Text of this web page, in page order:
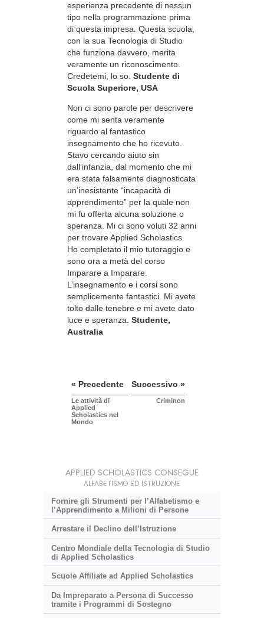
esperienza precedente di nessun
tipo nella programmazione prima
di questa impresa. Questa scuola,
con la sua Tecnologia di Studio
che funziona davvero, merita
veramente un riconoscimento.
Credetemi, lo so. Studente di
Scuola Superiore, USA
Non ci sono parole per descrivere
come mi senta veramente
riguardo al fantastico
insegnamento che ho ricevuto.
Stavo cercando aiuto sin
dall’infanzia, dal momento che mi
era stata falsamente diagnosticata
un’inesistente “incapacità di
apprendimento” per la quale non
mi fu offerta alcuna soluzione o
speranza. Mi ci sono voluti 32 anni
per trovare Applied Scholastics.
Ho completato il mio tutoraggio e
sono ora a metà del corso
Imparare a Imparare.
L’insegnamento e i corsi sono
semplicemente fantastici. Mi avete
tolto dalle tenebre e mi avete dato
luce e speranza. Studente,
Australia
« Precedente
Le attività di
Applied
Scholastics nel
Mondo
Successivo »
Criminon
APPLIED SCHOLASTICS CONSEGUE
ALFABETISMO ED ISTRUZIONE
Fornire gli Strumenti per l’Alfabetismo e
l’Apprendimento a Milioni di Persone
Arrestare il Declino dell’Istruzione
Centro Mondiale della Tecnologia di Studio
di Applied Scholastics
Scuole Affiliate ad Applied Scholastics
Da Impreparato a Persona di Successo
tramite i Programmi di Sostegno